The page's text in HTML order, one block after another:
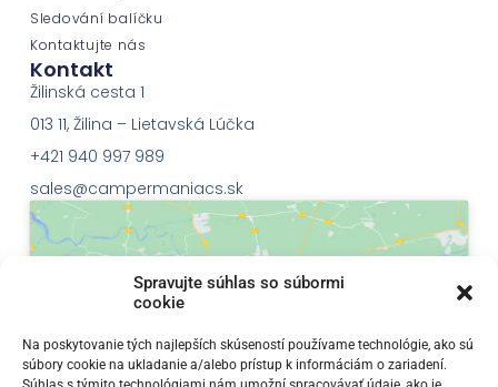
Spravujte súhlas so súbormi
cookie
Na poskytovanie tých najlepších skúseností používame technológie, ako sú
súbory cookie na ukladanie a/alebo prístup k informáciám o zariadení.
Sledování balíčku
Kontaktujte nás
Kontakt
Žilinská cesta 1
013 11, Žilina – Lietavská Lúčka
+421 940 997 989
sales@campermaniacs.sk
Klepnutím přijměte marketingové soubory
cookie a povolte tento obsah